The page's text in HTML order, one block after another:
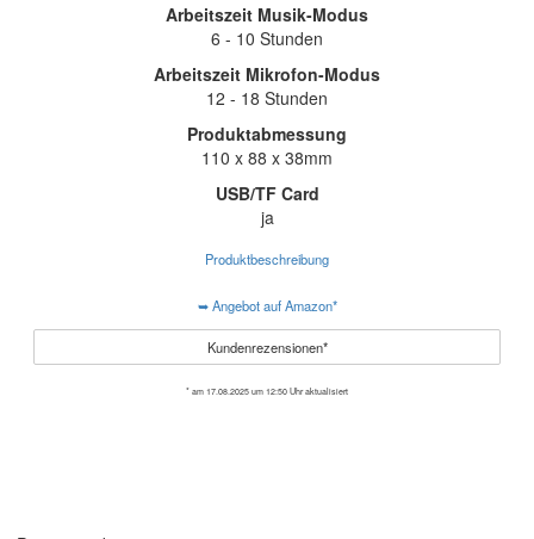
Arbeitszeit Musik-Modus
6 - 10 Stunden
Arbeitszeit Mikrofon-Modus
12 - 18 Stunden
Produktabmessung
110 x 88 x 38mm
USB/TF Card
ja
Produktbeschreibung
➥ Angebot auf Amazon*
Kundenrezensionen*
* am 17.08.2025 um 12:50 Uhr aktualisiert